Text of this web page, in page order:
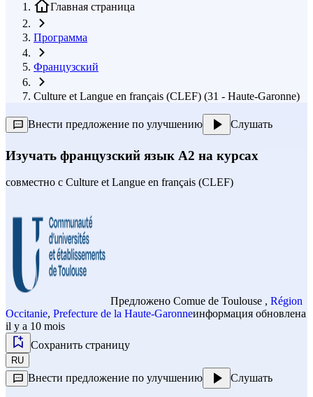
Главная страница
Программа
Французский
Culture et Langue en français (CLEF) (31 - Haute-Garonne)
Внести предложение по улучшению Слушать
Изучать французский язык A2 на курсах
совместно с Culture et Langue en français (CLEF)
Предложено Comue de Toulouse , Région
Occitanie, Prefecture de la Haute-Garonneинформация обновлена
il y a 10 mois
Сохранить страницу
RU
Внести предложение по улучшению Слушать